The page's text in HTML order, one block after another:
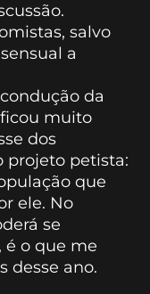
salvo
a
da
muito
dos
projeto petista:
que
ele. No
se
é o que me
desse ano.